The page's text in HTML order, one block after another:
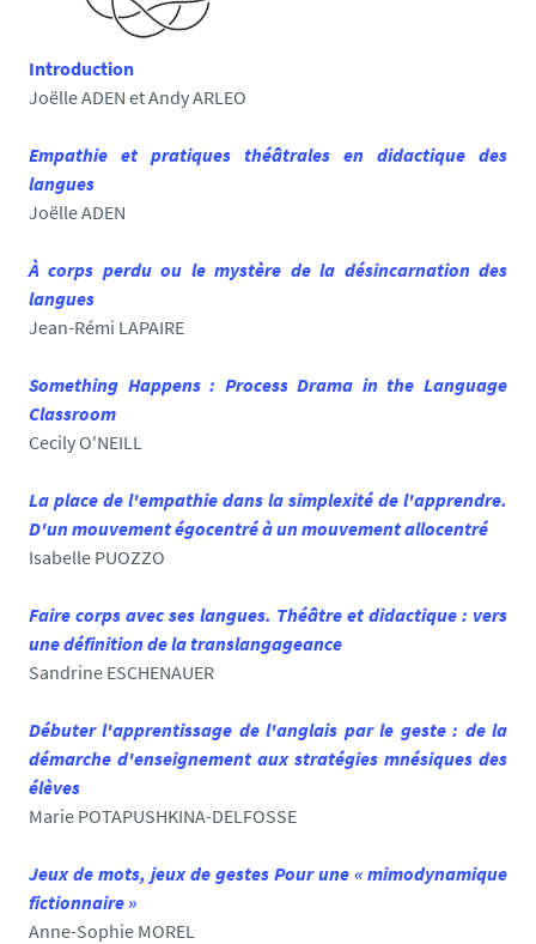
Introduction
Joëlle ADEN et Andy ARLEO
Empathie et pratiques théâtrales en didactique des
langues
Joëlle ADEN
À corps perdu ou le mystère de la désincarnation des
langues
Jean-Rémi LAPAIRE
Something Happens : Process Drama in the Language
Classroom
Cecily O'NEILL
La place de l'empathie dans la simplexité de l'apprendre.
D'un mouvement égocentré à un mouvement allocentré
Isabelle PUOZZO
Faire corps avec ses langues. Théâtre et didactique : vers
une définition de la translangageance
Sandrine ESCHENAUER
Débuter l'apprentissage de l'anglais par le geste : de la
démarche d'enseignement aux stratégies mnésiques des
élèves
Marie POTAPUSHKINA-DELFOSSE
Jeux de mots, jeux de gestes Pour une « mimodynamique
fictionnaire »
Anne-Sophie MOREL